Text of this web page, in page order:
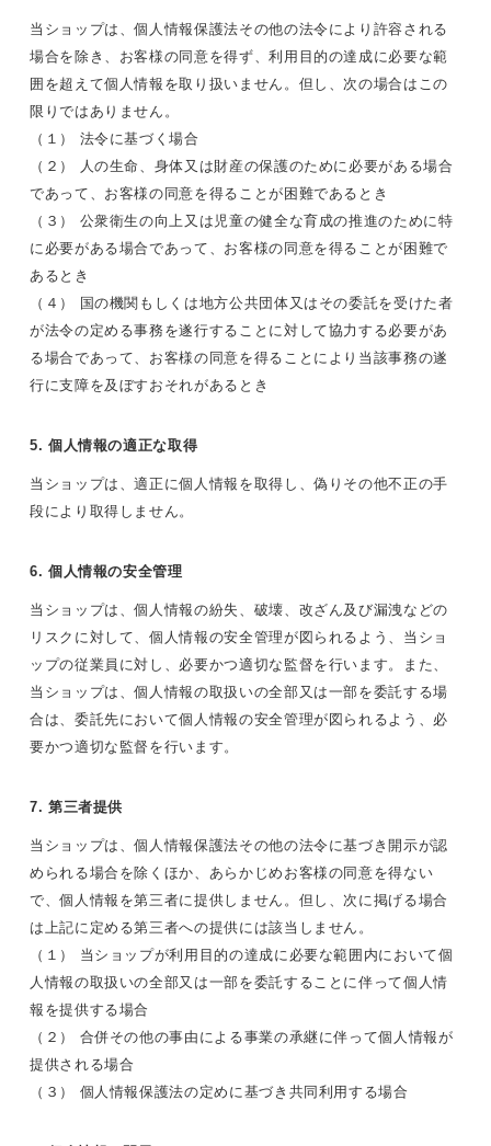
当ショップは、個人情報保護法その他の法令により許容される
場合を除き、お客様の同意を得ず、利用目的の達成に必要な範
囲を超えて個人情報を取り扱いません。但し、次の場合はこの
限りではありません。
（１） 法令に基づく場合
（２） 人の生命、身体又は財産の保護のために必要がある場合
であって、お客様の同意を得ることが困難であるとき
（３） 公衆衛生の向上又は児童の健全な育成の推進のために特
に必要がある場合であって、お客様の同意を得ることが困難で
あるとき
（４） 国の機関もしくは地方公共団体又はその委託を受けた者
が法令の定める事務を遂行することに対して協力する必要があ
る場合であって、お客様の同意を得ることにより当該事務の遂
行に支障を及ぼすおそれがあるとき
5. 個人情報の適正な取得
当ショップは、適正に個人情報を取得し、偽りその他不正の手
段により取得しません。
6. 個人情報の安全管理
当ショップは、個人情報の紛失、破壊、改ざん及び漏洩などの
リスクに対して、個人情報の安全管理が図られるよう、当ショ
ップの従業員に対し、必要かつ適切な監督を行います。また、
当ショップは、個人情報の取扱いの全部又は一部を委託する場
合は、委託先において個人情報の安全管理が図られるよう、必
要かつ適切な監督を行います。
7. 第三者提供
当ショップは、個人情報保護法その他の法令に基づき開示が認
められる場合を除くほか、あらかじめお客様の同意を得ない
で、個人情報を第三者に提供しません。但し、次に掲げる場合
は上記に定める第三者への提供には該当しません。
（１） 当ショップが利用目的の達成に必要な範囲内において個
人情報の取扱いの全部又は一部を委託することに伴って個人情
報を提供する場合
（２） 合併その他の事由による事業の承継に伴って個人情報が
提供される場合
（３） 個人情報保護法の定めに基づき共同利用する場合